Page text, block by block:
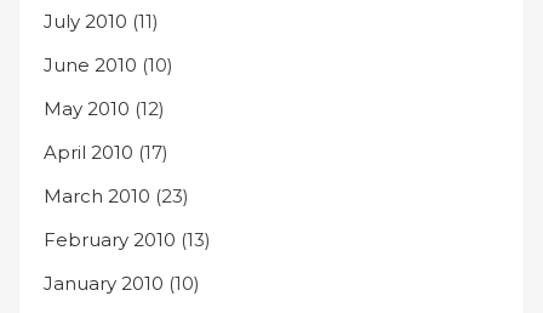
July 2010 (11)
June 2010 (10)
May 2010 (12)
April 2010 (17)
March 2010 (23)
February 2010 (13)
January 2010 (10)